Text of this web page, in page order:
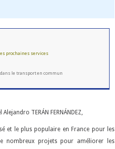
prochaines services
le transport en commun
TERÁN FERNÁNDEZ,
et le plus populaire en France pour les
nombreux projets pour améliorer les